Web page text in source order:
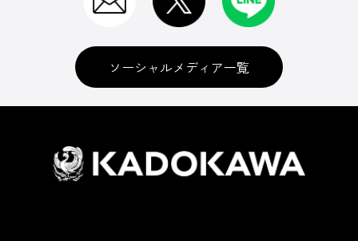
ソーシャルメディア一覧